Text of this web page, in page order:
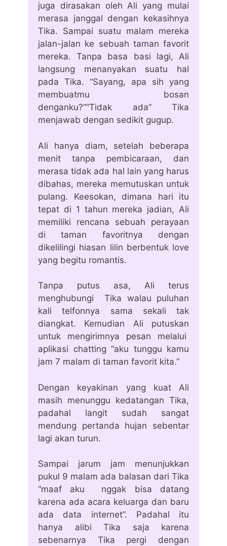
juga dirasakan oleh Ali yang mulai
merasa janggal dengan kekasihnya
Tika. Sampai suatu malam mereka
jalan-jalan ke sebuah taman favorit
mereka. Tanpa basa basi lagi, Ali
langsung menanyakan suatu hal
pada Tika. “Sayang, apa sih yang
membuatmu bosan
denganku?”“Tidak ada” Tika
menjawab dengan sedikit gugup.
Ali hanya diam, setelah beberapa
menit tanpa pembicaraan, dan
merasa tidak ada hal lain yang harus
dibahas, mereka memutuskan untuk
pulang. Keesokan, dimana hari itu
tepat di 1 tahun mereka jadian, Ali
memiliki rencana sebuah perayaan
di taman favoritnya dengan
dikelilingi hiasan lilin berbentuk love
yang begitu romantis.
Tanpa putus asa, Ali terus
menghubungi Tika walau puluhan
kali telfonnya sama sekali tak
diangkat. Kemudian Ali putuskan
untuk mengirimnya pesan melalui
aplikasi chatting “aku tunggu kamu
jam 7 malam di taman favorit kita.”
Dengan keyakinan yang kuat Ali
masih menunggu kedatangan Tika,
padahal langit sudah sangat
mendung pertanda hujan sebentar
lagi akan turun.
Sampai jarum jam menunjukkan
pukul 9 malam ada balasan dari Tika
“maaf aku nggak bisa datang
karena ada acara keluarga dan baru
ada data internet”. Padahal itu
hanya alibi Tika saja karena
sebenarnya Tika pergi dengan